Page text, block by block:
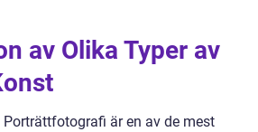
av Olika Typer av
är en av de mest